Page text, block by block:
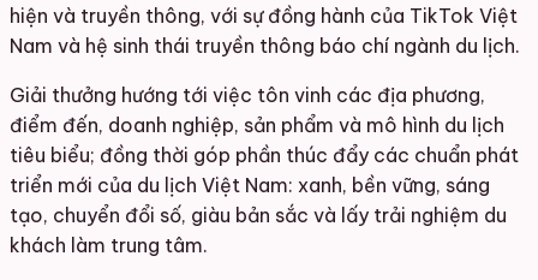
hiện và truyền thông, với sự đồng hành của TikTok Việt
Nam và hệ sinh thái truyền thông báo chí ngành du lịch.
Giải thưởng hướng tới việc tôn vinh các địa phương,
điểm đến, doanh nghiệp, sản phẩm và mô hình du lịch
tiêu biểu; đồng thời góp phần thúc đẩy các chuẩn phát
triển mới của du lịch Việt Nam: xanh, bền vững, sáng
tạo, chuyển đổi số, giàu bản sắc và lấy trải nghiệm du
khách làm trung tâm.